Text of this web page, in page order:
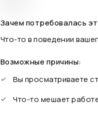
Зачем потребовалась
Что-то в поведении
Возможные причины:
Вы просматриваете
Что-то мешает